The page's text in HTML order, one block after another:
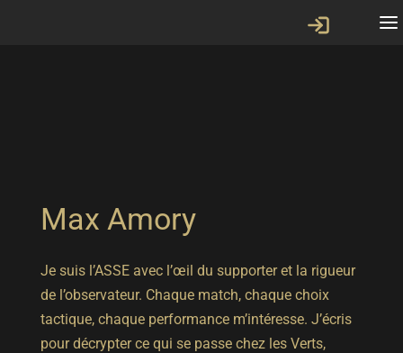
Max Amory
Je suis l’ASSE avec l’œil du supporter et la rigueur
de l’observateur. Chaque match, chaque choix
tactique, chaque performance m’intéresse. J’écris
pour décrypter ce qui se passe chez les Verts,